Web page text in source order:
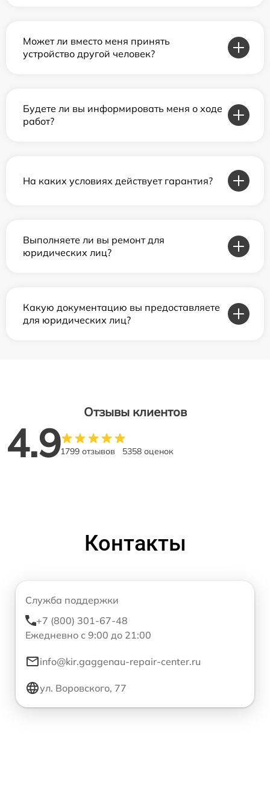
Может ли вместо меня принять
устройство другой человек?
Будете ли вы информировать меня о ходе
работ?
На каких условиях действует гарантия?
Выполняете ли вы ремонт для
юридических лиц?
Какую документацию вы предоставляете
для юридических лиц?
Отзывы клиентов
4.91799 отзывов 5358 оценок
Контакты
Служба поддержки
+7 (800) 301-67-48
Ежедневно с 9:00 до 21:00
info@kir.gaggenau-repair-center.ru
ул. Воровского, 77